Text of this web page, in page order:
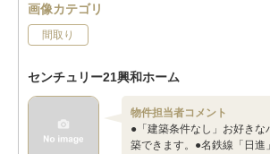
画像カテゴリ
間取り
センチュリー21興和ホーム
物件担当者コメント
●「建築条件なし」お好きな
築できます。●名鉄線「日進